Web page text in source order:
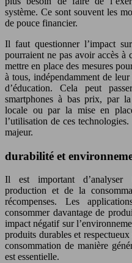
système. Ce sont souvent les
de pouce financier.
Il faut questionner l’impact
pourraient ne pas avoir accès à
mettre en place des mesures
à tous, indépendamment de
d’éducation. Cela peut
smartphones à bas prix, par
locale ou par la mise en
l’utilisation de ces
majeur.
durabilité et
Il est important d’analyser
production et de la
récompenses. Les
consommer davantage de
impact négatif sur
produits durables et
consommation de manière
est essentielle.